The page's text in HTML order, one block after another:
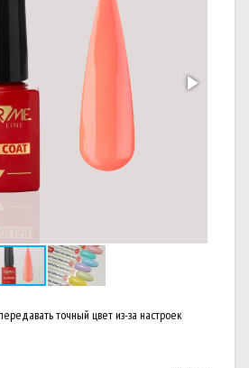
точный цвет из-за настроек